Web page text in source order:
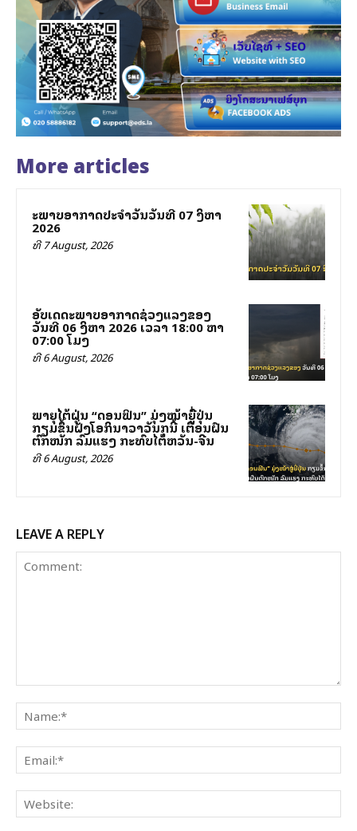
More articles
ສະພາບອາກາດປະຈຳວັນວັນທີ 07 ສິງຫາ
2026
ທີ 7 August, 2026
ອັບເດດສະພາບອາກາດຊ່ວງແລງຂອງ
ວັນທີ 06 ສິງຫາ 2026 ເວລາ 18:00 ຫາ
07:00 ໂມງ
ທີ 6 August, 2026
ພາຍຸໄຕ້ຝຸ່ນ “ດອນຟິນ” ມຸ່ງໜ້າສູ່ຍີ່ປຸ່ນ
ກຽມຂຶ້ນຝັ່ງໂອກິນາວາວັນສຸກນີ້ ເຕືອນຝົນ
ຕົກໜັກ ລົມແຮງ ກະທົບໄຕ້ຫວັນ-ຈີນ
ທີ 6 August, 2026
LEAVE A REPLY